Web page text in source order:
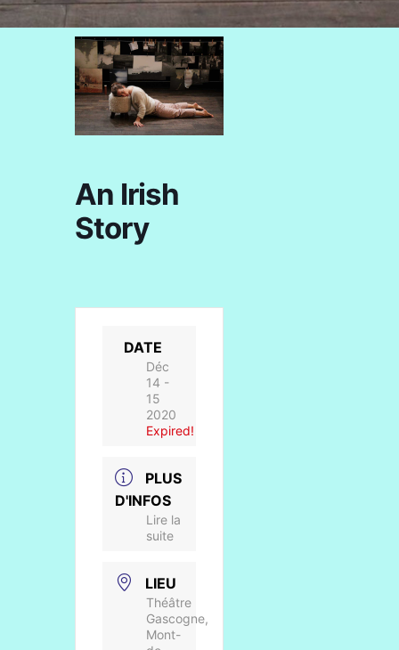
An Irish
Story
DATE
Déc
14 -
15
2020
Expired!
PLUS
D'INFOS
Lire la
suite
LIEU
Théâtre
Gascogne,
Mont-